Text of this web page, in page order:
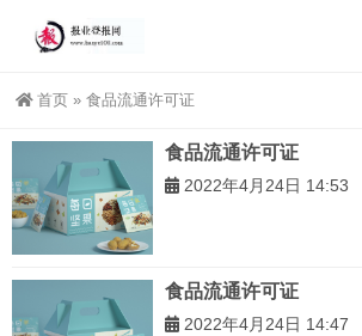
首页 » 食品流通许可证
食品流通许可证
2022年4月24日 14:53
食品流通许可证
2022年4月24日 14:47